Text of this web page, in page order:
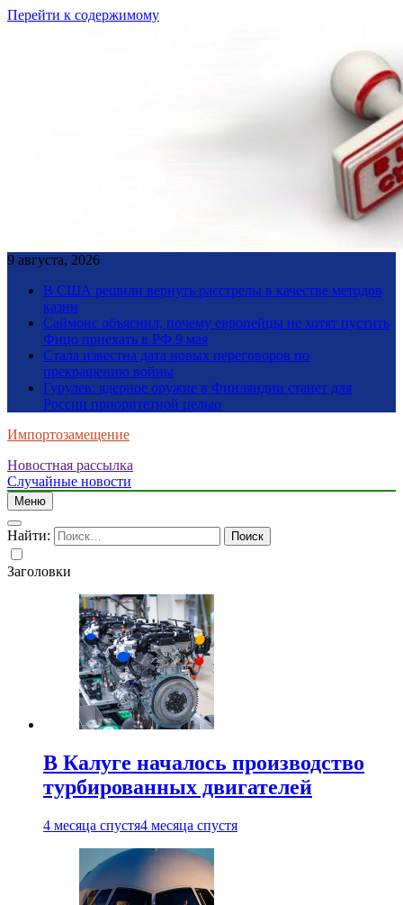
Перейти к содержимому
9 августа, 2026
В США решили вернуть расстрелы в качестве методов
казни
Саймонс объяснил, почему европейцы не хотят пустить
Фицо приехать в РФ 9 мая
Стала известна дата новых переговоров по
прекращению войны
Гурулев: ядерное оружие в Финляндии станет для
России приоритетной целью
Импортозамещение
Новостная рассылка
Случайные новости
Меню
Найти:
Заголовки
В Калуге началось производство
турбированных двигателей
4 месяца спустя4 месяца спустя